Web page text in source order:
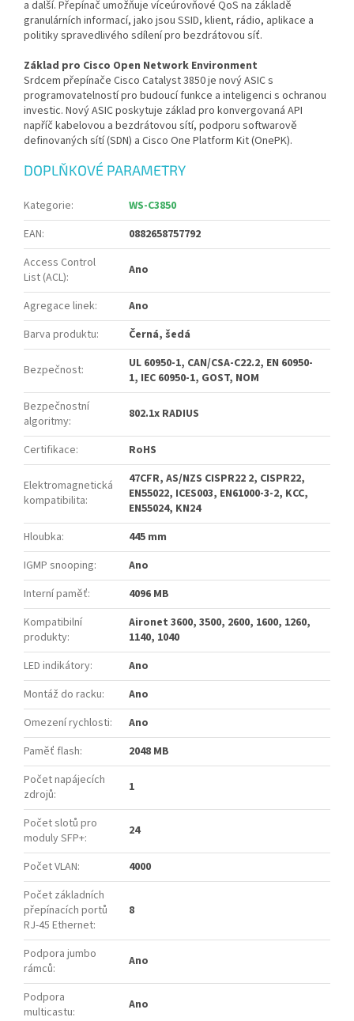
a další. Přepínač umožňuje víceúrovňové QoS na základě
granulárních informací, jako jsou SSID, klient, rádio, aplikace a
politiky spravedlivého sdílení pro bezdrátovou síť.
Základ pro Cisco Open Network Environment
Srdcem přepínače Cisco Catalyst 3850 je nový ASIC s
programovatelností pro budoucí funkce a inteligenci s ochranou
investic. Nový ASIC poskytuje základ pro konvergovaná API
napříč kabelovou a bezdrátovou sítí, podporu softwarově
definovaných sítí (SDN) a Cisco One Platform Kit (OnePK).
DOPLŇKOVÉ PARAMETRY
Kategorie:
WS-C3850
EAN:
0882658757792
Access Control
List (ACL): Ano
Agregace linek:
Ano
Barva produktu: Černá, šedá
Bezpečnost:
UL 60950-1, CAN/CSA-C22.2, EN 60950-
1, IEC 60950-1, GOST, NOM
Bezpečnostní
algoritmy: 802.1x RADIUS
Certifikace: RoHS
Elektromagnetická
kompatibilita:
47CFR, AS/NZS CISPR22 2, CISPR22,
EN55022, ICES003, EN61000-3-2, KCC,
EN55024, KN24
Hloubka:
445 mm
IGMP snooping:
Ano
Interní paměť:
4096 MB
Kompatibilní
produkty:
Aironet 3600, 3500, 2600, 1600, 1260,
1140, 1040
LED indikátory:
Ano
Montáž do racku:
Ano
Omezení rychlosti:
Ano
Paměť flash:
2048 MB
Počet napájecích
zdrojů: 1
Počet slotů pro
moduly SFP+: 24
Počet VLAN:
4000
Počet základních
přepínacích portů
RJ-45 Ethernet:
8
Podpora jumbo
rámců: Ano
Podpora
multicastu: Ano